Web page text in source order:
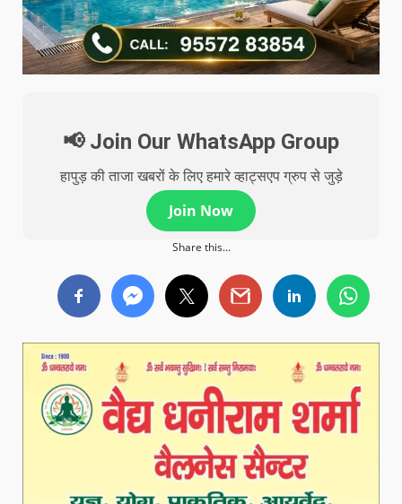
📢 Join Our WhatsApp Group
हापुड़ की ताजा खबरों के लिए हमारे व्हाट्सएप ग्रुप से जुड़े
Join Now
Share this...